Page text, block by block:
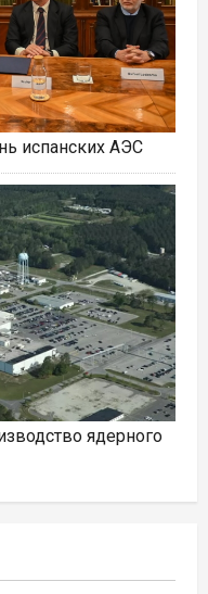
испанских АЭС
ядерного